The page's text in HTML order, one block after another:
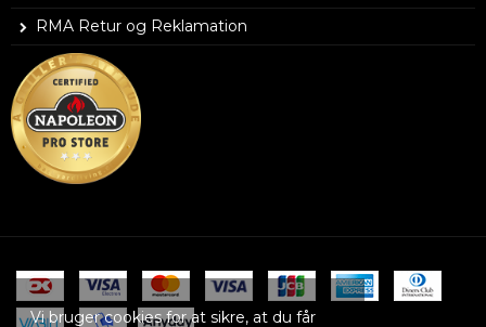
Vi bruger cookies for at sikre, at du får
RMA Retur og Reklamation